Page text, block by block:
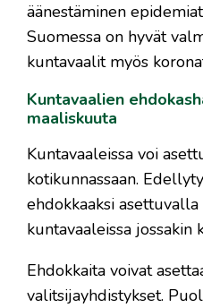
äänestäminen
Suomessa on hyvät
kuntavaalit myös
Kuntavaalien
maaliskuuta
Kuntavaaleissa voi
kotikunnassaan.
ehdokkaaksi
kuntavaaleissa jossakin
Ehdokkaita voivat
valitsijayhdistykset.